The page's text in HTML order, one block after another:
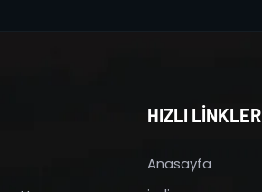
HIZLI LİNKLER
Anasayfa